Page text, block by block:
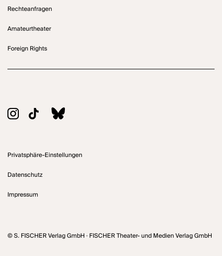
Rechteanfragen
Amateurtheater
Foreign Rights
Privatsphäre-Einstellungen
Datenschutz
Impressum
© S. FISCHER Verlag GmbH · FISCHER Theater- und Medien Verlag GmbH